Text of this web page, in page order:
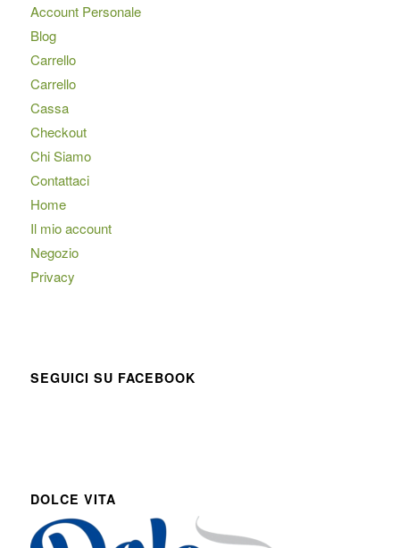
Account Personale
Blog
Carrello
Carrello
Cassa
Checkout
Chi Siamo
Contattaci
Home
Il mio account
Negozio
Privacy
SEGUICI SU FACEBOOK
DOLCE VITA